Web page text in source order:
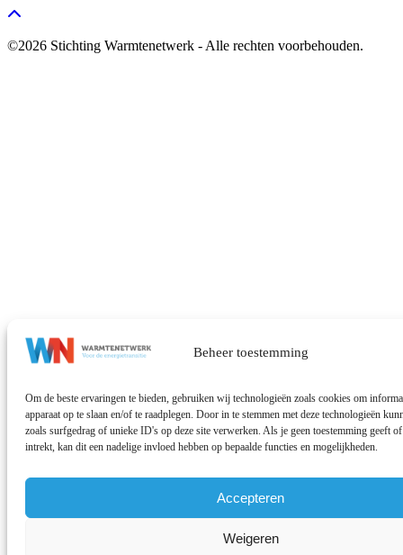
Beheer toestemming
Om de beste ervaringen te bieden, gebruiken wij technologieën zoals cookies om
apparaat op te slaan en/of te raadplegen. Door in te stemmen met deze technologieën
zoals surfgedrag of unieke ID's op deze site verwerken. Als je geen toestemming geeft
intrekt, kan dit een nadelige invloed hebben op bepaalde functies en mogelijkheden.
Accepteren
Weigeren
©2026 Stichting Warmtenetwerk - Alle rechten voorbehouden.